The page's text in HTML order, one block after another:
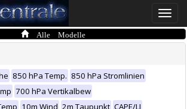
Toggle
Alle Modelle
850 hPa Temp. 850 hPa Stromlinien
700 hPa Vertikalbew
10m Wind 2m Taupunkt CAPE/LI